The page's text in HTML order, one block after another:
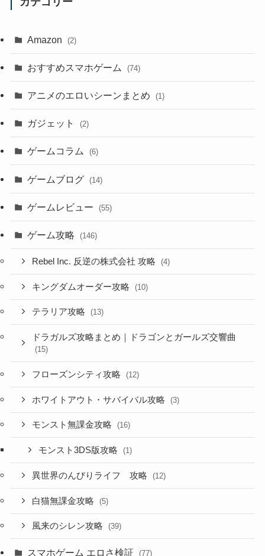
Amazon (2)
おすすめスマホゲーム (74)
アニメのエロいシーンまとめ (1)
ガジェット (2)
ゲームコラム (6)
ゲームブログ (14)
ゲームレビュー (55)
ゲーム攻略 (146)
Rebel Inc. 反逆の株式会社 攻略 (4)
キングダムオーダー攻略 (10)
テラリア攻略 (13)
ドラガルズ攻略まとめ｜ドラゴンとガールズ交響曲
(15)
フローズンシティ攻略 (12)
ホワイトアウト・サバイバル攻略 (3)
モンスト無課金攻略 (16)
モンスト3DS版攻略 (1)
異世界のんびりライフ 攻略 (12)
白猫無課金攻略 (5)
風来のシレン攻略 (39)
スマホゲーム エロさ検証 (77)